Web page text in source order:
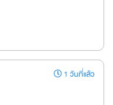
1 วันที่แล้ว